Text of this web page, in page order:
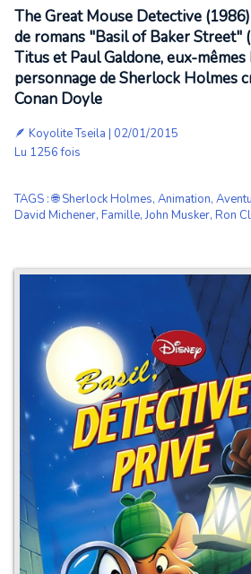
The Great Mouse Detective
de romans "Basil of Baker Street"
Titus et Paul Galdone, eux-mêmes
personnage de Sherlock Holmes
Conan Doyle
🪶 Koyolite Tseila | 02/01/2015
Lu 1256 fois
TAGS :🌐 Sherlock Holmes, Animation,
David Michener, Famille,John Musker, Ron